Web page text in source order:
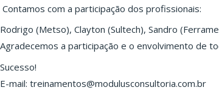
Contamos com a participação dos profissionais:
Rodrigo (Metso), Clayton (Sultech), Sandro
Agradecemos a participação e o envolvimento de
Sucesso!
E-mail: treinamentos@modulusconsultoria.com.br